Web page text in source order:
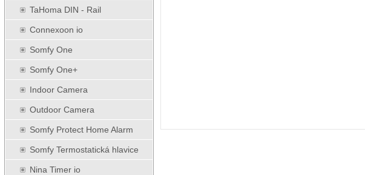
TaHoma DIN - Rail
Connexoon io
Somfy One
Somfy One+
Indoor Camera
Outdoor Camera
Somfy Protect Home Alarm
Somfy Termostatická hlavice
Nina Timer io